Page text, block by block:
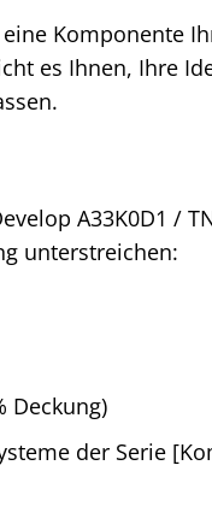
Komponente
es Ihnen, Ihre
A33K0D1 /
unterstreichen:
Deckung)
der Serie